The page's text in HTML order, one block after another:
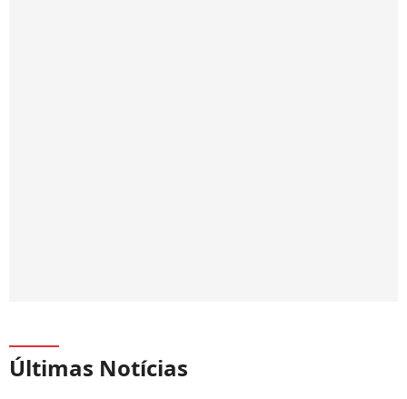
Últimas Notícias